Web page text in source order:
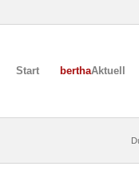
Start berthaAktuell